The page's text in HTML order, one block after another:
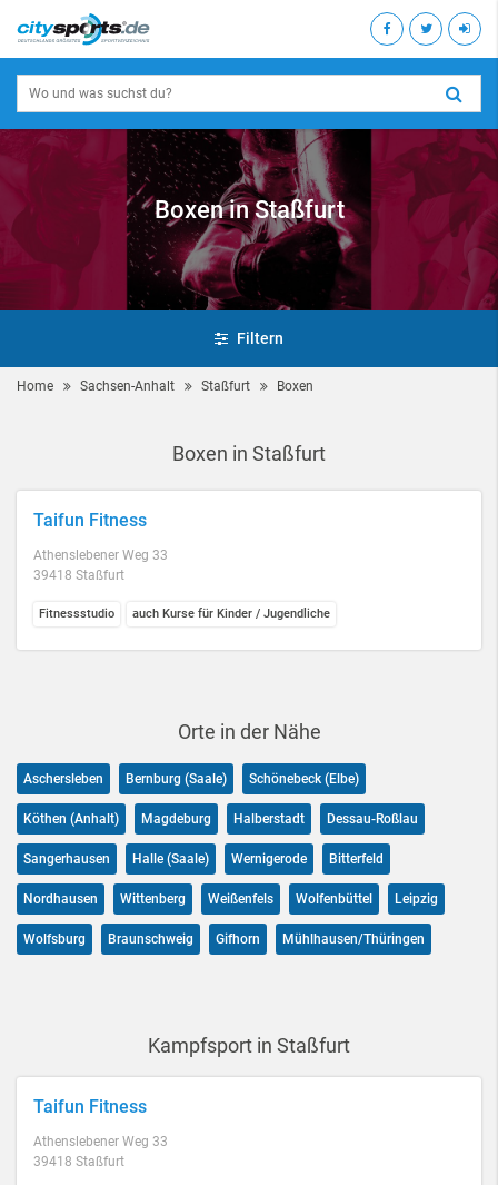
Boxen in Staßfurt
Filtern
Home Sachsen-Anhalt Staßfurt Boxen
Boxen in Staßfurt
Taifun Fitness
Athenslebener Weg 33
39418 Staßfurt
Fitnessstudio auch Kurse für Kinder / Jugendliche
Orte in der Nähe
Aschersleben Bernburg (Saale) Schönebeck (Elbe)
Köthen (Anhalt) Magdeburg Halberstadt Dessau-Roßlau
Sangerhausen Halle (Saale) Wernigerode Bitterfeld
Nordhausen Wittenberg Weißenfels Wolfenbüttel Leipzig
Wolfsburg Braunschweig Gifhorn Mühlhausen/Thüringen
Kampfsport in Staßfurt
Taifun Fitness
Athenslebener Weg 33
39418 Staßfurt